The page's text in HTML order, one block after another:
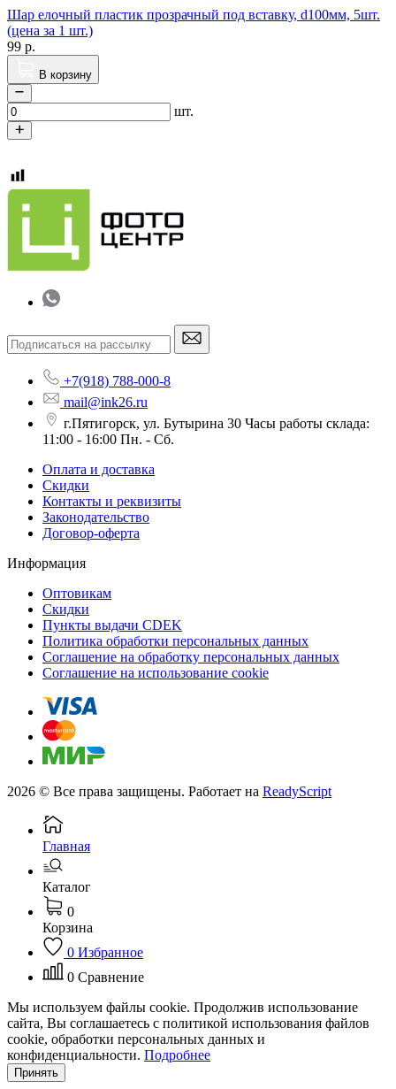
Шар елочный пластик прозрачный под вставку, d100мм, 5шт.
(цена за 1 шт.)
99 р.
В корзину
шт.
+7(918) 788-000-8
mail@ink26.ru
г.Пятигорск, ул. Бутырина 30 Часы работы склада:
11:00 - 16:00 Пн. - Сб.
Оплата и доставка
Скидки
Контакты и реквизиты
Законодательство
Договор-оферта
Информация
Оптовикам
Скидки
Пункты выдачи CDEK
Политика обработки персональных данных
Соглашение на обработку персональных данных
Соглашение на использование cookie
2026 © Все права защищены. Работает на ReadyScript
Главная
Каталог
0
Корзина
0 Избранное
0 Сравнение
Мы используем файлы cookie. Продолжив использование
сайта, Вы соглашаетесь с политикой использования файлов
cookie, обработки персональных данных и
конфиденциальности. Подробнее
Принять